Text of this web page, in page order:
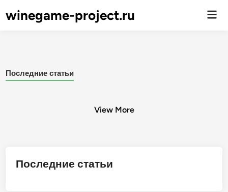
winegame-project.ru
Последние статьи
View More
pagination
Последние статьи